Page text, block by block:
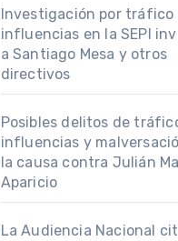
Investigación por tráfico
influencias en la SEPI
a Santiago Mesa y otros
directivos
Posibles delitos de
influencias y
la causa contra Julián
Aparicio
La Audiencia Nacional